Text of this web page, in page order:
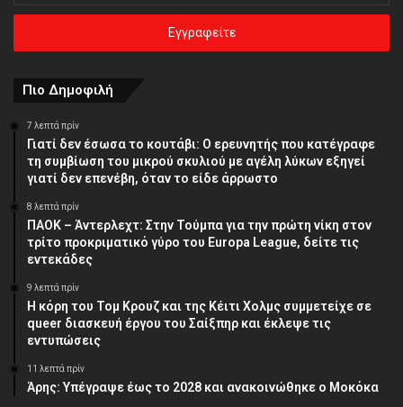
ηλεκτρονική
διεύθυνση
Πιο Δημοφιλή
7 λεπτά πρίν
Γιατί δεν έσωσα το κουτάβι: Ο ερευνητής που κατέγραφε
τη συμβίωση του μικρού σκυλιού με αγέλη λύκων εξηγεί
γιατί δεν επενέβη, όταν το είδε άρρωστο
8 λεπτά πρίν
ΠΑΟΚ – Άντερλεχτ: Στην Τούμπα για την πρώτη νίκη στον
τρίτο προκριματικό γύρο του Europa League, δείτε τις
εντεκάδες
9 λεπτά πρίν
Η κόρη του Τομ Κρουζ και της Κέιτι Χολμς συμμετείχε σε
queer διασκευή έργου του Σαίξπηρ και έκλεψε τις
εντυπώσεις
11 λεπτά πρίν
Άρης: Υπέγραψε έως το 2028 και ανακοινώθηκε ο Μοκόκα